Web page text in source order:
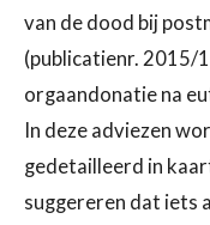
van de dood bij
(publicatienr. 2015/
orgaandonatie na
In deze adviezen
gedetailleerd in
suggereren dat iets